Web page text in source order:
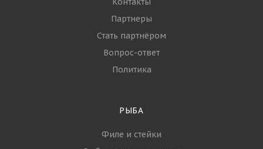
УСЛУГИ
ПАРТНЁРЫ
КОМПАНИЯ